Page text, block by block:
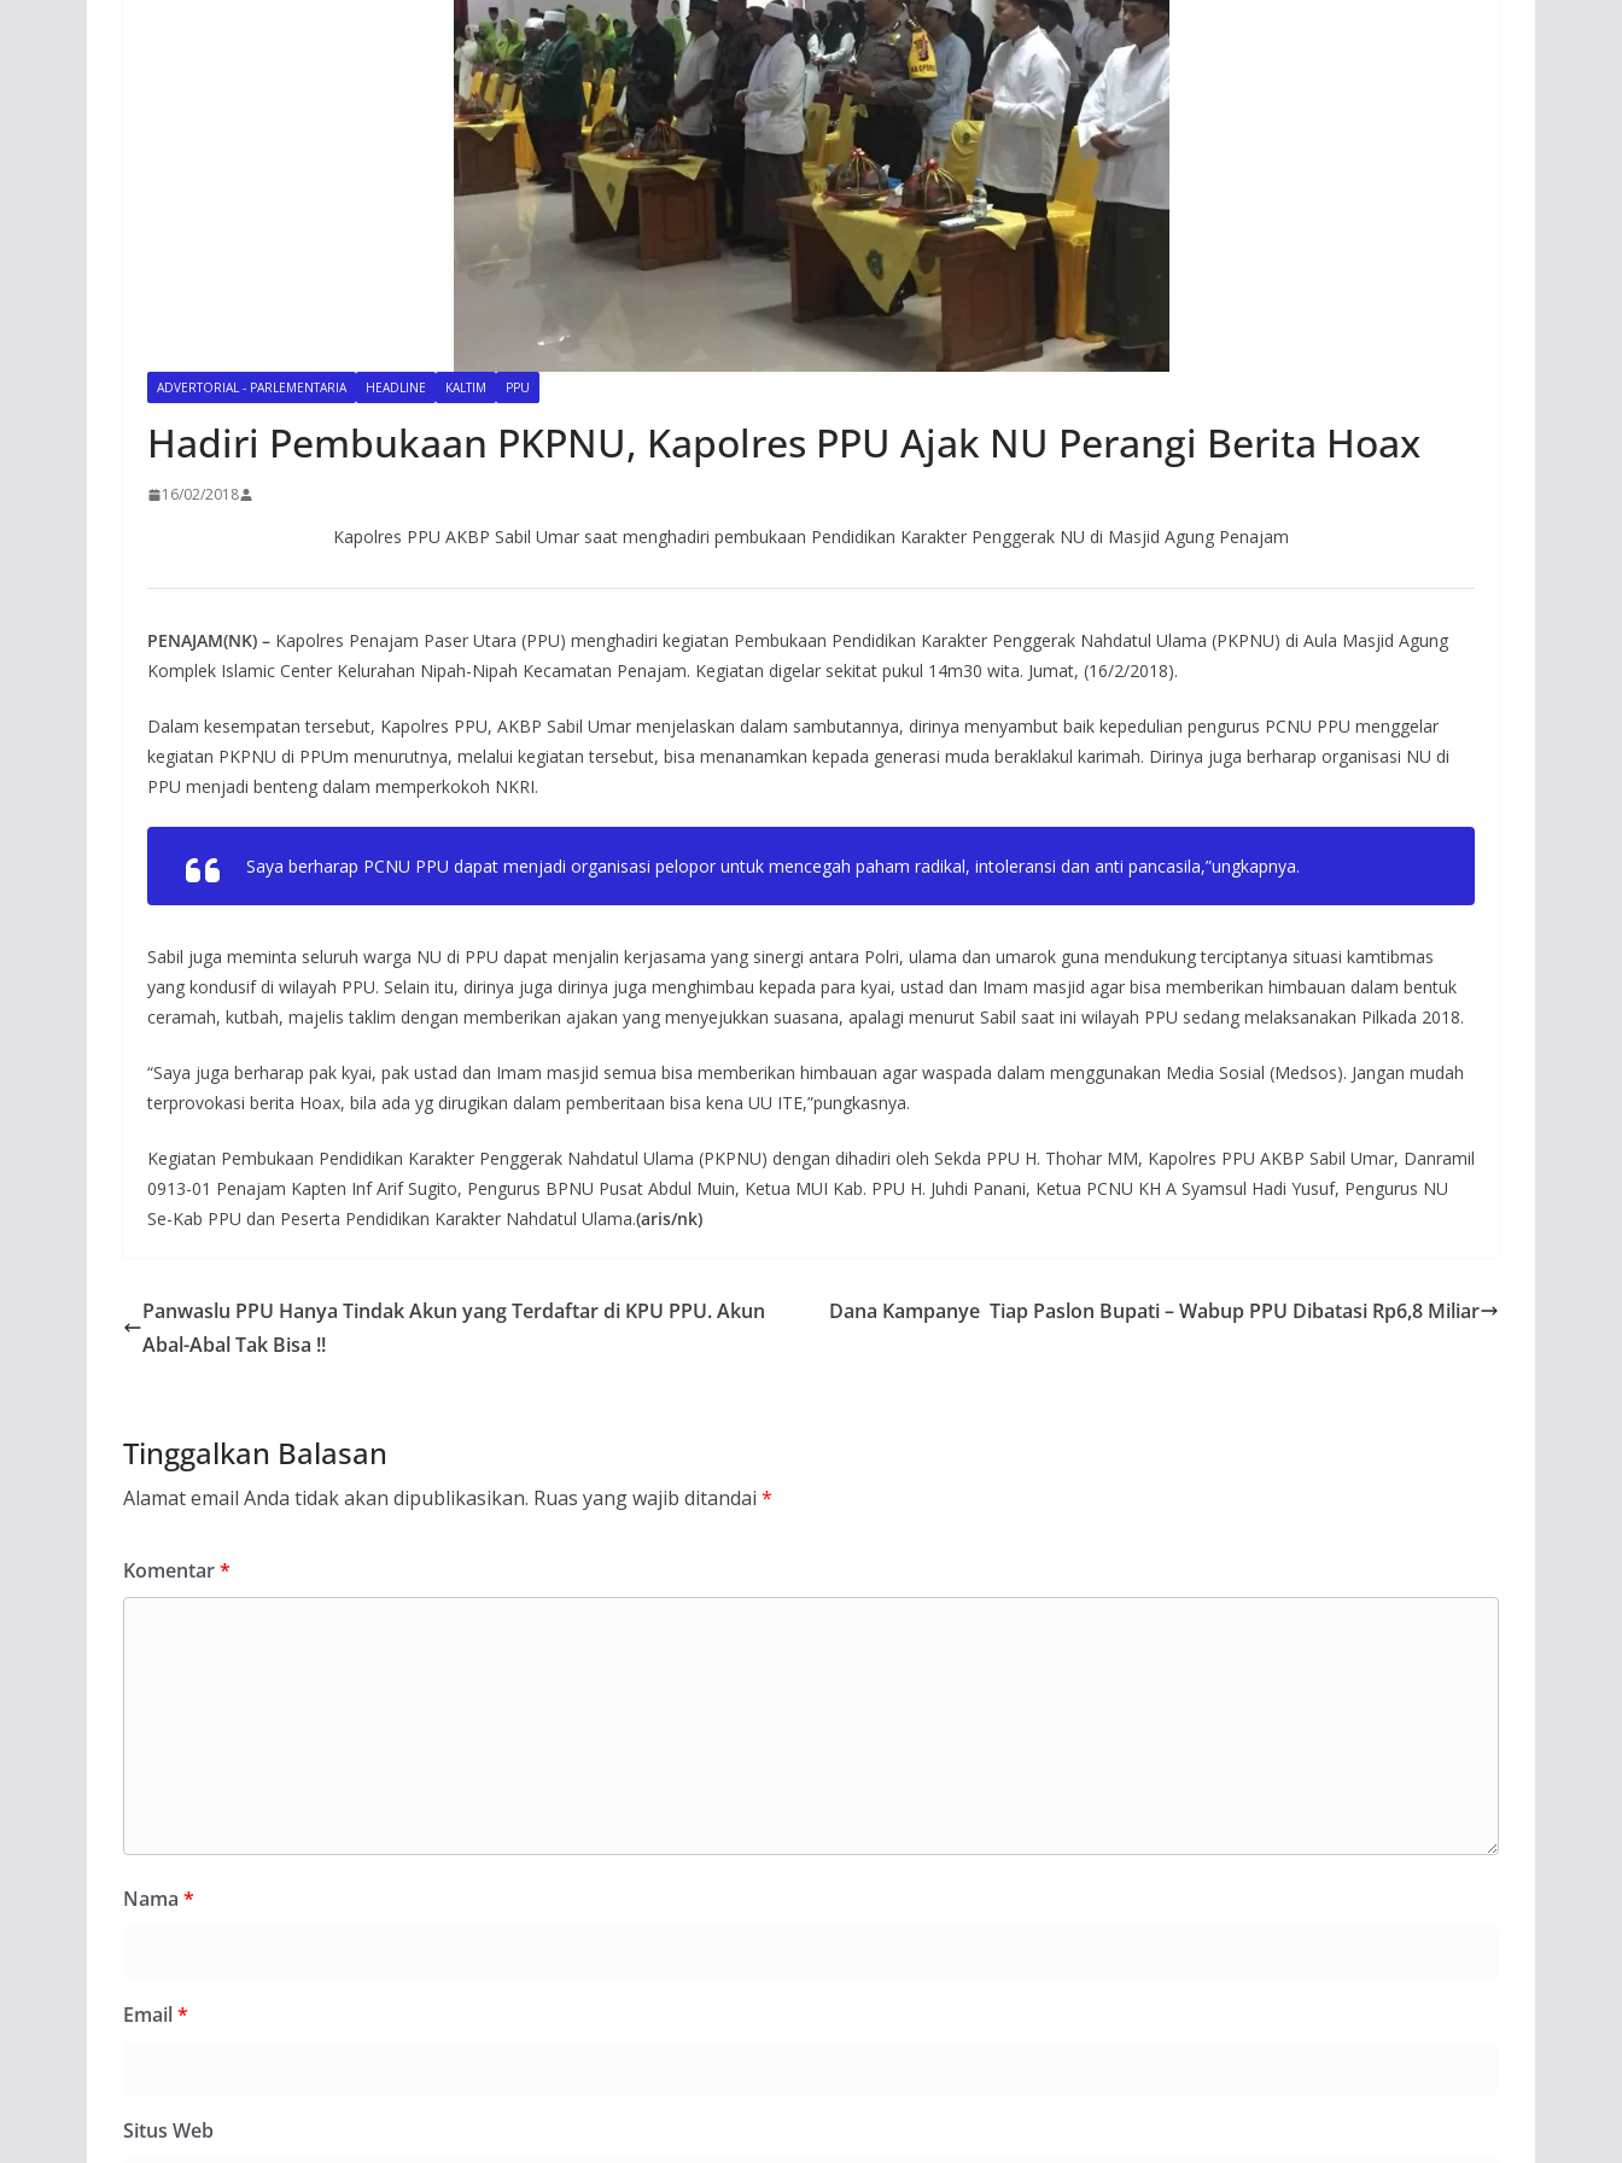
ADVERTORIAL - PARLEMENTARIA HEADLINE KALTIM PPU
Hadiri Pembukaan PKPNU, Kapolres PPU Ajak NU Perangi Berita Hoax
16/02/2018
Kapolres PPU AKBP Sabil Umar saat menghadiri pembukaan Pendidikan Karakter Penggerak NU di Masjid Agung Penajam
PENAJAM(NK) – Kapolres Penajam Paser Utara (PPU) menghadiri kegiatan Pembukaan Pendidikan Karakter Penggerak Nahdatul Ulama (PKPNU) di Aula Masjid Agung
Komplek Islamic Center Kelurahan Nipah-Nipah Kecamatan Penajam. Kegiatan digelar sekitat pukul 14m30 wita. Jumat, (16/2/2018).
Dalam kesempatan tersebut, Kapolres PPU, AKBP Sabil Umar menjelaskan dalam sambutannya, dirinya menyambut baik kepedulian pengurus PCNU PPU menggelar
kegiatan PKPNU di PPUm menurutnya, melalui kegiatan tersebut, bisa menanamkan kepada generasi muda beraklakul karimah. Dirinya juga berharap organisasi NU di
PPU menjadi benteng dalam memperkokoh NKRI.
Saya berharap PCNU PPU dapat menjadi organisasi pelopor untuk mencegah paham radikal, intoleransi dan anti pancasila,”ungkapnya.
Sabil juga meminta seluruh warga NU di PPU dapat menjalin kerjasama yang sinergi antara Polri, ulama dan umarok guna mendukung terciptanya situasi kamtibmas
yang kondusif di wilayah PPU. Selain itu, dirinya juga dirinya juga menghimbau kepada para kyai, ustad dan Imam masjid agar bisa memberikan himbauan dalam bentuk
ceramah, kutbah, majelis taklim dengan memberikan ajakan yang menyejukkan suasana, apalagi menurut Sabil saat ini wilayah PPU sedang melaksanakan Pilkada 2018.
“Saya juga berharap pak kyai, pak ustad dan Imam masjid semua bisa memberikan himbauan agar waspada dalam menggunakan Media Sosial (Medsos). Jangan mudah
terprovokasi berita Hoax, bila ada yg dirugikan dalam pemberitaan bisa kena UU ITE,”pungkasnya.
Kegiatan Pembukaan Pendidikan Karakter Penggerak Nahdatul Ulama (PKPNU) dengan dihadiri oleh Sekda PPU H. Thohar MM, Kapolres PPU AKBP Sabil Umar, Danramil
0913-01 Penajam Kapten Inf Arif Sugito, Pengurus BPNU Pusat Abdul Muin, Ketua MUI Kab. PPU H. Juhdi Panani, Ketua PCNU KH A Syamsul Hadi Yusuf, Pengurus NU
Se-Kab PPU dan Peserta Pendidikan Karakter Nahdatul Ulama.(aris/nk)
Panwaslu PPU Hanya Tindak Akun yang Terdaftar di KPU PPU. Akun
Abal-Abal Tak Bisa !!
Dana Kampanye Tiap Paslon Bupati – Wabup PPU Dibatasi Rp6,8 Miliar
Tinggalkan Balasan
Alamat email Anda tidak akan dipublikasikan. Ruas yang wajib ditandai *
Komentar*
Nama *
Email*
Situs Web